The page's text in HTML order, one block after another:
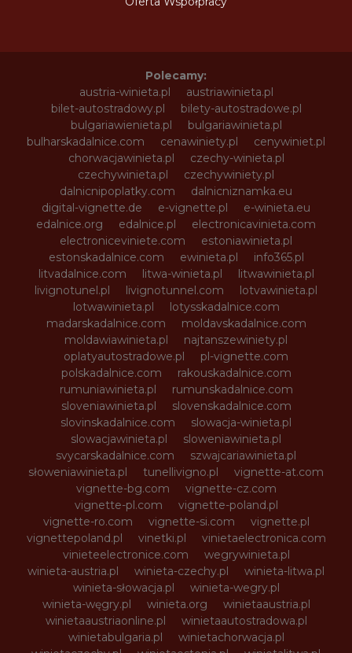
Polecamy:
austria-winieta.pl
austriawinieta.pl
bilet-autostradowy.pl
bilety-autostradowe.pl
bulgariawienieta.pl
bulgariawinieta.pl
bulharskadalnice.com
cenawiniety.pl
cenywiniet.pl
chorwacjawinieta.pl
czechy-winieta.pl
czechywinieta.pl
czechywiniety.pl
dalnicnipoplatky.com
dalnicniznamka.eu
digital-vignette.de
e-vignette.pl
e-winieta.eu
edalnice.org
edalnice.pl
electronicavinieta.com
electroniceviniete.com
estoniawinieta.pl
estonskadalnice.com
ewinieta.pl
info365.pl
litvadalnice.com
litwa-winieta.pl
litwawinieta.pl
livignotunel.pl
livignotunnel.com
lotvawinieta.pl
lotwawinieta.pl
lotysskadalnice.com
madarskadalnice.com
moldavskadalnice.com
moldawiawinieta.pl
najtanszewiniety.pl
oplatyautostradowe.pl
pl-vignette.com
polskadalnice.com
rakouskadalnice.com
rumuniawinieta.pl
rumunskadalnice.com
sloveniawinieta.pl
slovenskadalnice.com
slovinskadalnice.com
slowacja-winieta.pl
slowacjawinieta.pl
sloweniawinieta.pl
svycarskadalnice.com
szwajcariawinieta.pl
słoweniawinieta.pl
tunellivigno.pl
vignette-at.com
vignette-bg.com
vignette-cz.com
vignette-pl.com
vignette-poland.pl
vignette-ro.com
vignette-si.com
vignette.pl
vignettepoland.pl
vinetki.pl
vinietaelectronica.com
vinieteelectronice.com
wegrywinieta.pl
winieta-austria.pl
winieta-czechy.pl
winieta-litwa.pl
winieta-słowacja.pl
winieta-wegry.pl
winieta-węgry.pl
winieta.org
winietaaustria.pl
winietaaustriaonline.pl
winietaautostradowa.pl
winietabulgaria.pl
winietachorwacja.pl